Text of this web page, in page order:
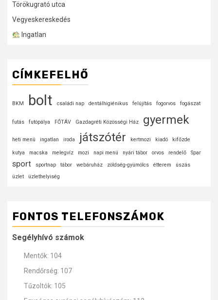
Törökugrató utca
Vegyeskereskedés
Ingatlan
CÍMKEFELHŐ
BKM bolt családi nap dentálhigiénikus felújítás fogorvos fogászat
futás futópálya FŐTÁV Gazdagréti Közösségi Ház gyermek
heti menü ingatlan iroda játszótér kertmozi kiadó kifőzde
kutya macska melegvíz mozi napi menü nyári tábor orvos rendelő Spar
sport sportnap tábor webáruház zöldség-gyümölcs étterem
úszás
üzlet
üzlethelyiség
FONTOS TELEFONSZÁMOK
Segélyhívó számok
Mentők: 104
Rendőrség: 107
Tűzoltók: 105